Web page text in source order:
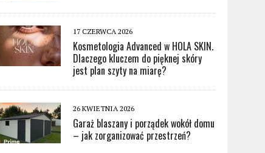
17 CZERWCA 2026
Kosmetologia Advanced w HOLA SKIN.
Dlaczego kluczem do pięknej skóry
jest plan szyty na miarę?
26 KWIETNIA 2026
Garaż blaszany i porządek wokół domu
– jak zorganizować przestrzeń?